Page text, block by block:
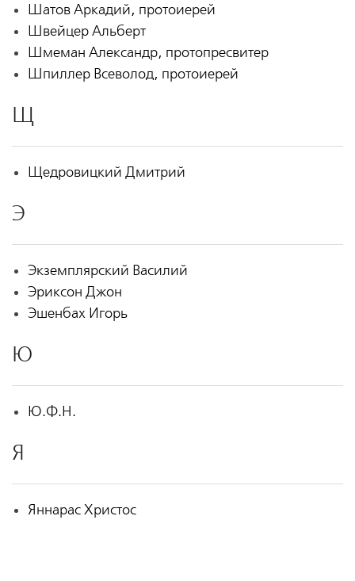
Шатов Аркадий, протоиерей
Швейцер Альберт
Шмеман Александр, протопресвитер
Шпиллер Всеволод, протоиерей
Щ
Щедровицкий Дмитрий
Э
Экземплярский Василий
Эриксон Джон
Эшенбах Игорь
Ю
Ю.Ф.Н.
Я
Яннарас Христос